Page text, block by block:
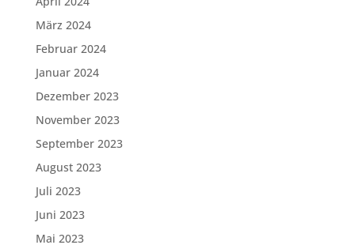
März 2024
Februar 2024
Januar 2024
Dezember 2023
November 2023
September 2023
August 2023
Juli 2023
Juni 2023
Mai 2023